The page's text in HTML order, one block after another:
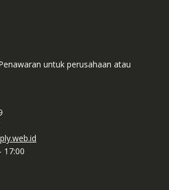
untuk perusahaan atau
17:00